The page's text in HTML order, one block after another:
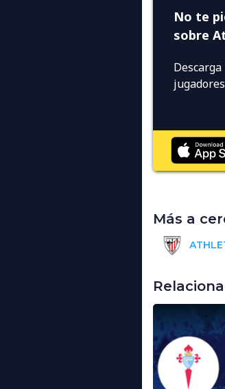
No te
sobre
Más a